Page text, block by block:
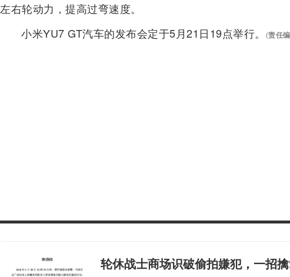
左右轮动力，提高过弯速度。
小米YU7 GT汽车的发布会定于5月21日19点举行。
(责任
轮休战士商场识破偷拍嫌犯，一招